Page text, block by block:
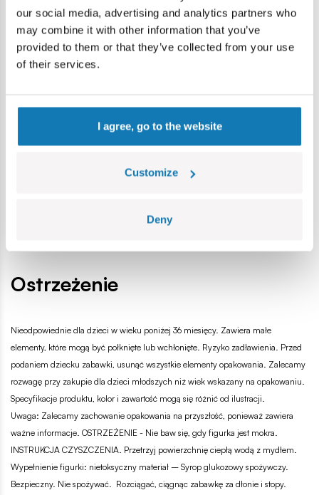
our social media, advertising and analytics partners who
may combine it with other information that you’ve
provided to them or that they’ve collected from your use
of their services.
I agree, go to the website
Customize
Deny
Specyfikacja
Nr kat.:
CHA-07699
Character Option
5+
Stretch
Ostrzeżenie
Nieodpowiednie dla dzieci w wieku poniżej 36 miesięcy. Zawiera małe
elementy, które mogą być połknięte lub wchłonięte. Ryzyko zadławienia. Przed
podaniem dziecku zabawki, usunąć wszystkie elementy opakowania. Zalecamy
rozwagę przy zakupie dla dzieci młodszych niż wiek wskazany na opakowaniu.
Specyfikacje produktu, kolor i zawartość mogą się różnić od ilustracji.
Uwaga: Zalecamy zachowanie opakowania na przyszłość, ponieważ zawiera
ważne informacje. OSTRZEŻENIE - Nie baw się, gdy figurka jest mokra.
INSTRUKCJA CZYSZCZENIA. Przetrzyj powierzchnię ciepłą wodą z mydłem.
Wypełnienie figurki: nietoksyczny materiał – Syrop glukozowy spożywczy.
Bezpieczny. Nie spożywać. Rozciągać, ciągnąc zabawkę za dłonie i stopy.